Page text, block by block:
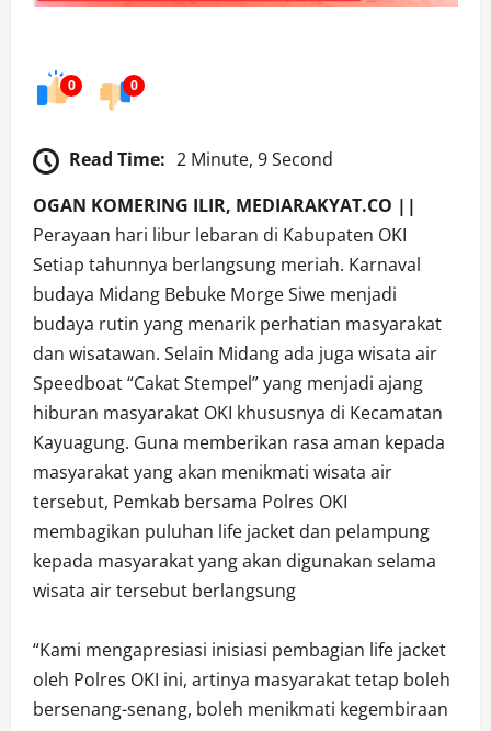
0 0
Read Time: 2 Minute, 9 Second
OGAN KOMERING ILIR, MEDIARAKYAT.CO ||
Perayaan hari libur lebaran di Kabupaten OKI
Setiap tahunnya berlangsung meriah. Karnaval
budaya Midang Bebuke Morge Siwe menjadi
budaya rutin yang menarik perhatian masyarakat
dan wisatawan. Selain Midang ada juga wisata air
Speedboat “Cakat Stempel” yang menjadi ajang
hiburan masyarakat OKI khususnya di Kecamatan
Kayuagung. Guna memberikan rasa aman kepada
masyarakat yang akan menikmati wisata air
tersebut, Pemkab bersama Polres OKI
membagikan puluhan life jacket dan pelampung
kepada masyarakat yang akan digunakan selama
wisata air tersebut berlangsung
“Kami mengapresiasi inisiasi pembagian life jacket
oleh Polres OKI ini, artinya masyarakat tetap boleh
bersenang-senang, boleh menikmati kegembiraan